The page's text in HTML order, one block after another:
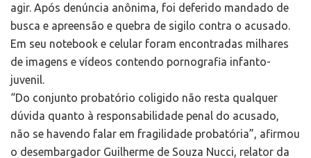
agir. Após denúncia anônima, foi deferido mandado de
busca e apreensão e quebra de sigilo contra o acusado.
Em seu notebook e celular foram encontradas milhares
de imagens e vídeos contendo pornografia infanto-
juvenil.
“Do conjunto probatório coligido não resta qualquer
dúvida quanto à responsabilidade penal do acusado,
não se havendo falar em fragilidade probatória”, afirmou
o desembargador Guilherme de Souza Nucci, relator da